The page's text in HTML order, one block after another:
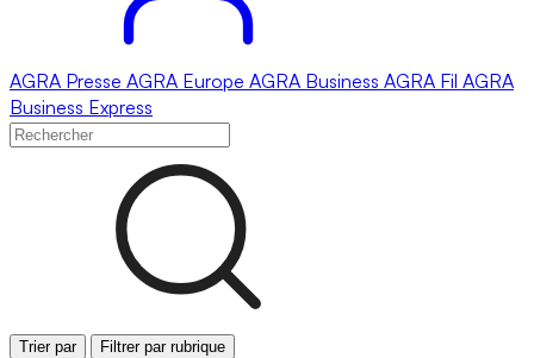
AGRA Presse AGRA Europe AGRA Business AGRA Fil AGRA
Business Express
Trier par Filtrer par rubrique